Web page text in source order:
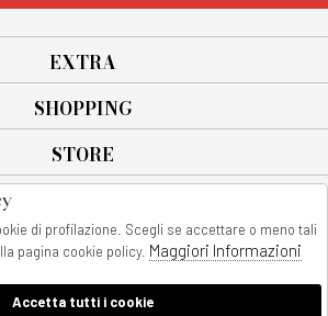
EXTRA
SHOPPING
STORE
2026
Legale: Corso Vittorio Emanuele 90/A - 80053
- Italia
di profilazione. Scegli se accettare o meno tali
pagina cookie policy. Maggiori Informazioni
Accetta tutti i cookie